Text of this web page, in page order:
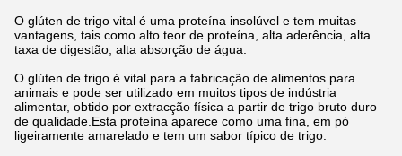
O glúten de trigo vital é uma proteína insolúvel e tem muitas
vantagens, tais como alto teor de proteína, alta aderência, alta
taxa de digestão, alta absorção de água.
O glúten de trigo é vital para a fabricação de alimentos para
animais e pode ser utilizado em muitos tipos de indústria
alimentar, obtido por extracção física a partir de trigo bruto duro
de qualidade.Esta proteína aparece como uma fina, em pó
ligeiramente amarelado e tem um sabor típico de trigo.